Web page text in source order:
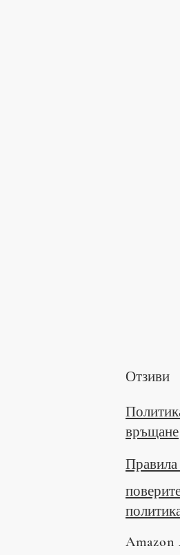
Отзиви
връщане
Amazon